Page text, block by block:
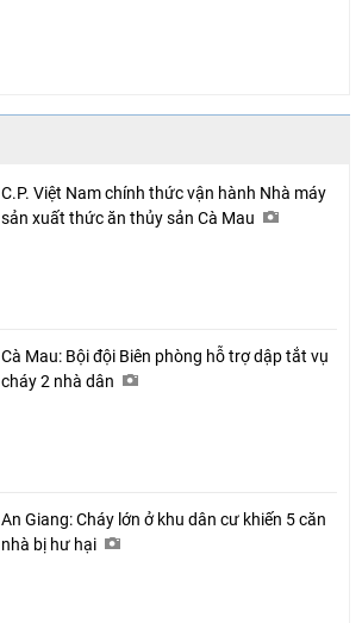
C.P. Việt Nam chính thức vận hành Nhà máy
sản xuất thức ăn thủy sản Cà Mau
Cà Mau: Bội đội Biên phòng hỗ trợ dập tắt vụ
cháy 2 nhà dân
An Giang: Cháy lớn ở khu dân cư khiến 5 căn
nhà bị hư hại